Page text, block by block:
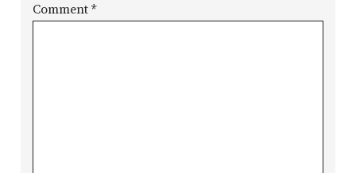
Comment*